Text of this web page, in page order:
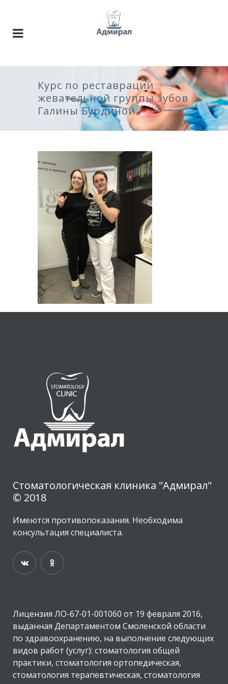
Курс по реставрации
жевательной группы зубов
Галины Бурдиной
Стоматологическая клиника "Адмирал"
© 2018
Имеются противопоказания. Необходима
консультация специалиста.
Лицензия ЛО-67-01-001060 от 19 февраля 2016,
выданная Департаментом Смоленской области
по здравоохранению, на выполнение следующих
видов работ (услуг): стоматология общей
практики, стоматология ортопедическая,
стоматология терапевтическая, стоматология